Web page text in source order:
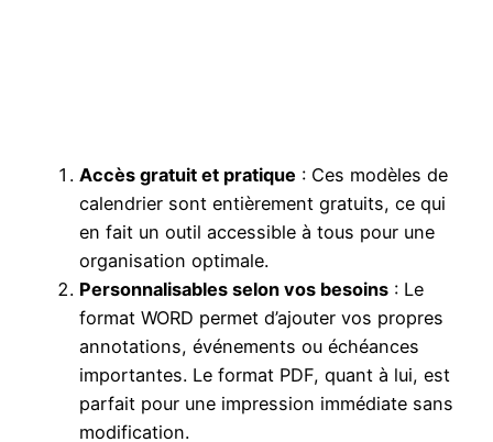
Accès gratuit et pratique : Ces modèles de
calendrier sont entièrement gratuits, ce qui
en fait un outil accessible à tous pour une
organisation optimale.
Personnalisables selon vos besoins : Le
format WORD permet d’ajouter vos propres
annotations, événements ou échéances
importantes. Le format PDF, quant à lui, est
parfait pour une impression immédiate sans
modification.